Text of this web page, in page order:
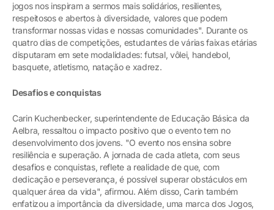
jogos nos inspiram a sermos mais solidários, resilientes,
respeitosos e abertos à diversidade, valores que podem
transformar nossas vidas e nossas comunidades". Durante os
quatro dias de competições, estudantes de várias faixas etárias
disputaram em sete modalidades: futsal, vôlei, handebol,
basquete, atletismo, natação e xadrez.
Desafios e conquistas
Carin Kuchenbecker, superintendente de Educação Básica da
Aelbra, ressaltou o impacto positivo que o evento tem no
desenvolvimento dos jovens. "O evento nos ensina sobre
resiliência e superação. A jornada de cada atleta, com seus
desafios e conquistas, reflete a realidade de que, com
dedicação e perseverança, é possível superar obstáculos em
qualquer área da vida", afirmou. Além disso, Carin também
enfatizou a importância da diversidade, uma marca dos Jogos,